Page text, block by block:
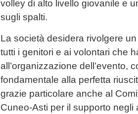
volley di alto livello giovanile e
sugli spalti.
La società desidera rivolgere
tutti i genitori e ai volontari che
all’organizzazione dell’evento,
fondamentale alla perfetta
grazie particolare anche al
Cuneo-Asti per il supporto negli